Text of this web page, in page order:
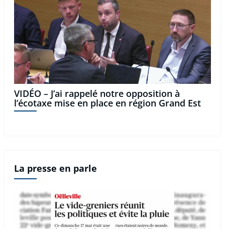
VIDÉO – J’ai rappelé notre opposition à
l’écotaxe mise en place en région Grand Est
La presse en parle